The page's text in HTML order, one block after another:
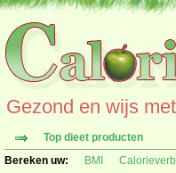
Gezond en wijs
Top dieet producten
Bereken uw:
BMI